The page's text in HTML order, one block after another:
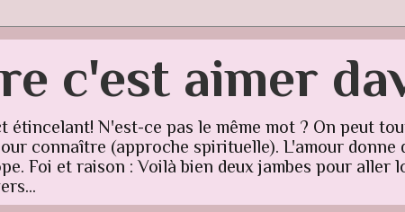
c'est aimer
N'est-ce pas le même mot ? On peut
connaître (approche spirituelle). L'amour donne
Foi et raison : Voilà bien deux jambes pour aller